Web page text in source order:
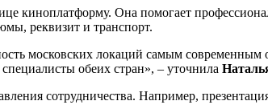
киноплатформу. Она помогает
реквизит и транспорт.
московских локаций самым
обеих стран», – уточнила
сотрудничества. Например,